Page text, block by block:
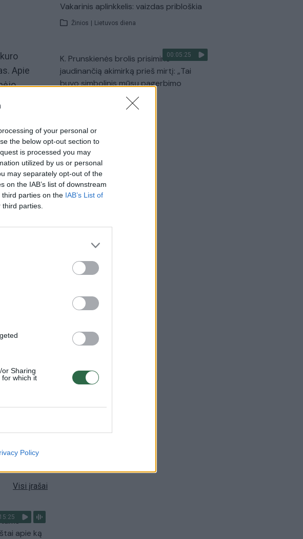
of your personal or
the below opt-out section to
is processed you may
utilized by us or personal
may separately opt-out of the
on the IAB’s list of downstream
parties on the IAB’s List of
parties.
Sharing
which it
Policy
Apie
ir
diena“.
lietaus
Visi įrašai
–
apie ką
Vakarinis aplinkkelis: vaizdas pribloškia
Žinios Lietuvos diena
00:05:25
K. Prunskienės brolis prisiminė
jaudinančią akimirką prieš mirtį: „Tai
buvo simbolinis mūsų pagerbimo